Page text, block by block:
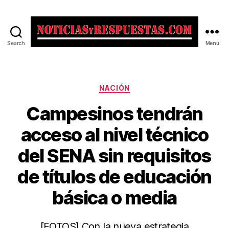
Search Menú
Categorías
NACIÓN
Campesinos tendrán
acceso al nivel técnico
del SENA sin requisitos
de títulos de educación
básica o media